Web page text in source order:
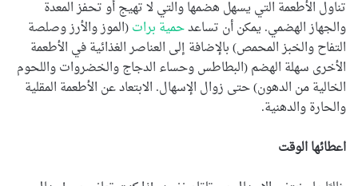
تناول الأطعمة التي يسهل هضمها والتي لا تهيج أو تحفز المعدة
والجهاز الهضمي. يمكن أن تساعدحمية برات(الموز والأرز وصلصة
التفاح والخبز المحمص) بالإضافة إلى العناصر الغذائية في الأطعمة
الأخرى سهلة الهضم (البطاطس وحساء الدجاج والخضروات واللحوم
الخالية من الدهون) حتى زوال الإسهال. الابتعاد عن الأطعمة المقلية
والحارة والدهنية.
اعطائها الوقت